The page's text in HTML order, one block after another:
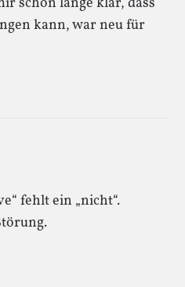
kann, war neu für
fehlt ein „nicht“.